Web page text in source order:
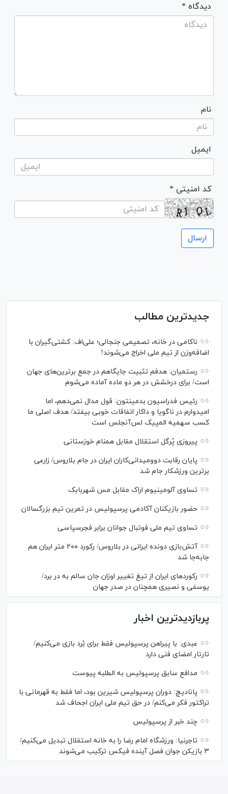
* دیدگاه
نام
ایمیل
* کد امنیتی
جدیدترین مطالب
ناکامی در خانه، تصمیمی جنجالی؛ علی‌اف: کشتی‌گیران با
اضافه‌وزن از تیم ملی اخراج می‌شوند!
رستمیان: هدفم تثبیت جایگاهم در جمع برترین‌های جهان
است/ برای درخشش در هر دو ماده آماده می‌شوم
رئیس فدراسیون بدمینتون: قول مدال نمی‌دهم، اما
امیدوارم در ناگویا و داکار اتفاقات خوبی بیفتد/ هدف اصلی ما
کسب سهمیه المپیک لس‌آنجلس است
پیروزی پُرگل استقلال مقابل همنام خوزستانی
پایان رقابت دوومیدانی‌کاران ایران در جام بلاروس/ زارعی
برترین ورزشکار جام شد
تساوی آلومینیوم اراک مقابل مس شهربابک
حضور بازیکنان آکادمی پرسپولیس در تمرین تیم بزرگسالان
تساوی تیم ملی فوتبال جوانان برابر فجرسپاسی
آتش‌بازی دونده ایرانی در بلاروس/ رکورد ۲۰۰ متر ایران هم
جابه‌جا شد
رکورد‌های ایران از تیغ تغییر اوزان جان سالم به در برد/
یوسفی و نصیری همچنان در صدر جهان
پربازدیدترین اخبار
عبدی: با پیراهن پرسپولیس فقط برای بُرد بازی می‌کنیم/
تارتار امضای فنی دارد
مدافع سابق پرسپولیس به الطلبه پیوست
پانادیچ: دوران پرسپولیس شیرین بود، اما فقط به قهرمانی با
تراکتور فکر می‌کنم/ در حق تیم ملی ایران اجحاف شد
چند خبر از پرسپولیس
تاجرنیا: ورزشگاه امام رضا را به خانه استقلال تبدیل می‌کنیم/
۳ بازیکن جوان فصل آینده فیکس ترکیب می‌شوند